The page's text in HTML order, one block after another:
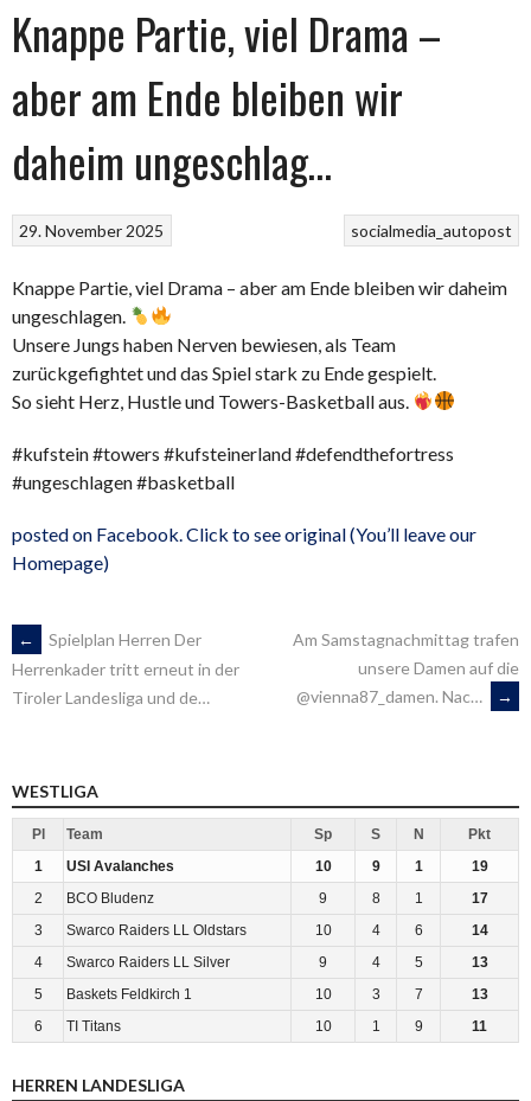
Knappe Partie, viel Drama –
aber am Ende bleiben wir
daheim ungeschlag…
socialmedia_autopost
29. November 2025
Knappe Partie, viel Drama – aber am Ende bleiben wir daheim
ungeschlagen.
Unsere Jungs haben Nerven bewiesen, als Team
zurückgefightet und das Spiel stark zu Ende gespielt.
So sieht Herz, Hustle und Towers-Basketball aus.
#kufstein #towers #kufsteinerland #defendthefortress
#ungeschlagen #basketball
posted on Facebook. Click to see original (You’ll leave our
Homepage)
ARTIKEL-
NAVIGATION
←
Spielplan Herren Der
Herrenkader tritt erneut in der
Tiroler Landesliga und de…
Am Samstagnachmittag trafen
unsere Damen auf die
@vienna87_damen. Nac…
→
WESTLIGA
Pl Team Sp S N
Pkt
1
USI Avalanches 10 9 1
19
2
BCO Bludenz 9 8 1
17
3
Swarco Raiders LL Oldstars 10 4 6
14
4
Swarco Raiders LL Silver 9 4 5
13
5
Baskets Feldkirch 1 10 3 7
13
6
TI Titans 10 1 9 11
HERREN LANDESLIGA